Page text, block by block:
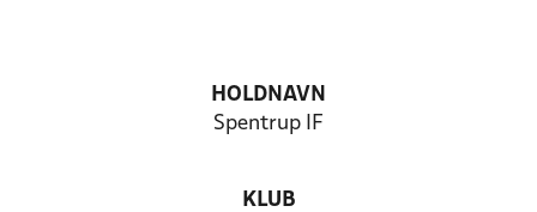
HOLDNAVN
Spentrup IF
KLUB